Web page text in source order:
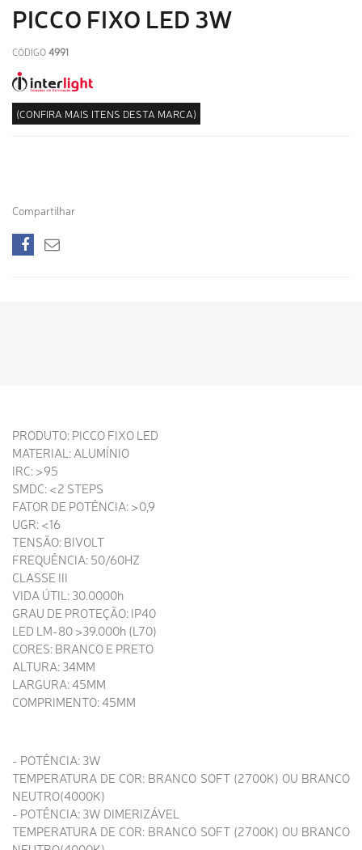
PICCO FIXO LED 3W
CÓDIGO4991
(CONFIRA MAIS ITENS DESTA MARCA)
Compartilhar
PRODUTO: PICCO FIXO LED
MATERIAL: ALUMÍNIO
IRC: >95
SMDC: <2 STEPS
FATOR DE POTÊNCIA: >0,9
UGR: <16
TENSÃO: BIVOLT
FREQUÊNCIA: 50/60HZ
CLASSE III
VIDA ÚTIL: 30.0000h
GRAU DE PROTEÇÃO: IP40
LED LM-80 >39.000h (L70)
CORES: BRANCO E PRETO
ALTURA: 34MM
LARGURA: 45MM
COMPRIMENTO: 45MM
- POTÊNCIA: 3W
TEMPERATURA DE COR: BRANCO SOFT (2700K) OU BRANCO
NEUTRO(4000K)
- POTÊNCIA: 3W DIMERIZÁVEL
TEMPERATURA DE COR: BRANCO SOFT (2700K) OU BRANCO